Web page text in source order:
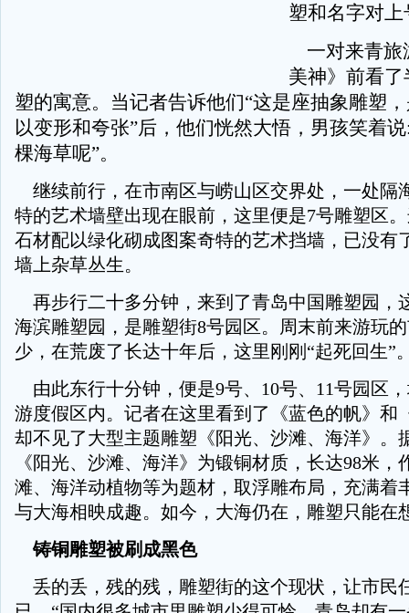
塑和名字对上
一对来青旅
美神》前看
塑的寓意。当记者告诉他们“这是座抽象雕塑
以变形和夸张”后，他们恍然大悟，男孩笑着
棵海草呢”。
继续前行，在市南区与崂山区交界处，一处隔
特的艺术墙壁出现在眼前，这里便是7号雕塑区
石材配以绿化砌成图案奇特的艺术挡墙，已没有
墙上杂草丛生。
再步行二十多分钟，来到了青岛中国雕塑园，
海滨雕塑园，是雕塑街8号园区。周末前来游玩
少，在荒废了长达十年后，这里刚刚“起死回生”
由此东行十分钟，便是9号、10号、11号园区
游度假区内。记者在这里看到了《蓝色的帆》和
却不见了大型主题雕塑《阳光、沙滩、海洋》。
《阳光、沙滩、海洋》为锻铜材质，长达98米，
滩、海洋动植物等为题材，取浮雕布局，充满着
与大海相映成趣。如今，大海仍在，雕塑只能在
铸铜雕塑被刷成黑色
丢的丢，残的残，雕塑街的这个现状，让市民